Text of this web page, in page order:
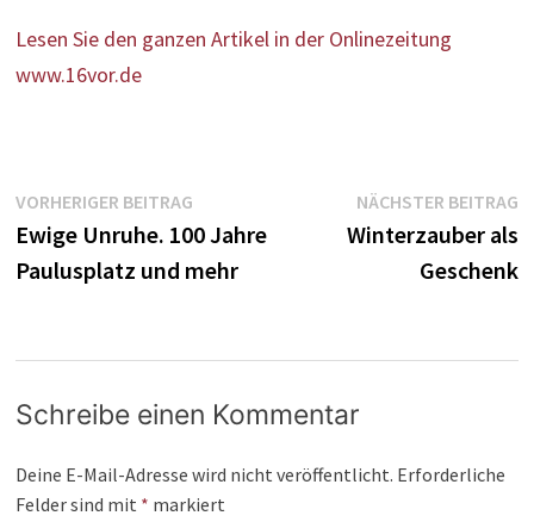
Lesen Sie den ganzen Artikel in der Onlinezeitung
www.16vor.de
Beitragsnavigation
VORHERIGER BEITRAGVorheriger
Beitrag:
Ewige Unruhe. 100 Jahre
Paulusplatz und mehr
NÄCHSTER BEITRAG
Winterzauber als
Geschenk
Schreibe einen Kommentar
Deine E-Mail-Adresse wird nicht veröffentlicht. Erforderliche
Felder sind mit * markiert